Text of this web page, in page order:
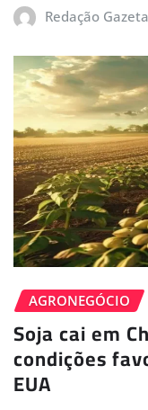
Redação
AGRONEGÓCIO
Soja cai em
condições
EUA